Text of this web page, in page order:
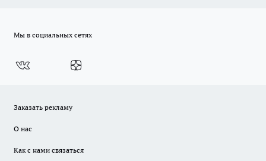
Мы в социальных сетях
Заказать рекламу
О нас
Как с нами связаться